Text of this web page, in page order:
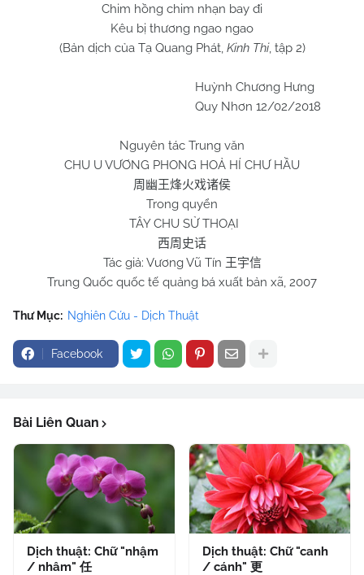
Chim hồng chim nhạn bay đi
Kêu bị thương ngao ngao
(Bản dịch của Tạ Quang Phát, Kinh Thi, tập 2)
Huỳnh Chương Hưng
Quy Nhơn 12/02/2018
Nguyên tác Trung văn
CHU U VƯƠNG PHONG HOẢ HÍ CHƯHẦU
周幽王烽火戏诸侯
Trong quyển
TÂYCHUSỬ THOẠI
西周史话
Tác giả: Vương Vũ Tín 王宇信
Trung Quốc quốc tế quảng bá xuất bản xã, 2007
Thư Mục: Nghiên Cứu - Dịch Thuật
Facebook
Bài Liên Quan
Dịch thuật: Chữ "nhậm
/ nhâm" 任
Dịch thuật: Chữ "canh
/ cánh" 更